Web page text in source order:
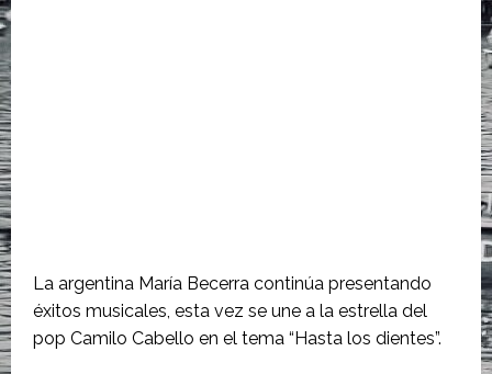
La argentina María Becerra continúa presentando
éxitos musicales, esta vez se une a la estrella del
pop Camilo Cabello en el tema “Hasta los dientes”.